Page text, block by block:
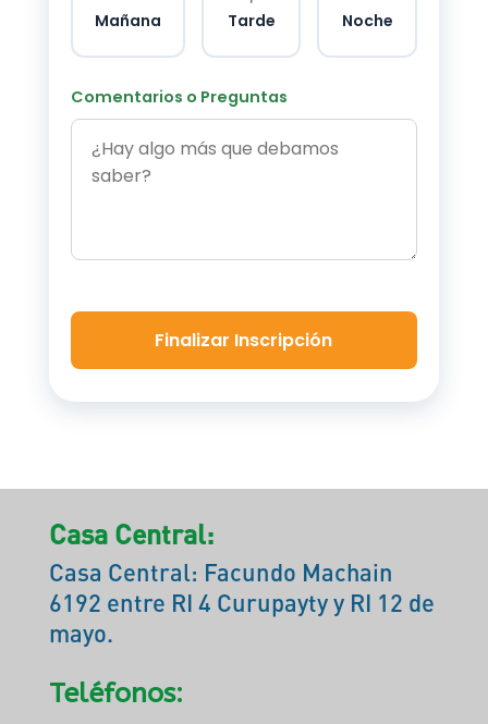
Mañana Tarde Noche
Comentarios o Preguntas
Finalizar Inscripción
Casa Central:
Casa Central: Facundo Machain
6192 entre RI 4 Curupayty y RI 12 de
mayo.
Teléfonos: